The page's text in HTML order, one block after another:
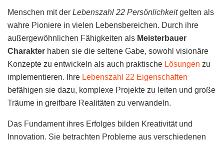
Menschen mit der Lebenszahl 22 Persönlichkeitgelten als
wahre Pioniere in vielen Lebensbereichen. Durch ihre
außergewöhnlichen Fähigkeiten als Meisterbauer
Charakter haben sie die seltene Gabe, sowohl visionäre
Konzepte zu entwickeln als auch praktische Lösungen zu
implementieren. Ihre Lebenszahl 22 Eigenschaften
befähigen sie dazu, komplexe Projekte zu leiten und große
Träume in greifbare Realitäten zu verwandeln.
Das Fundament ihres Erfolges bilden Kreativität und
Innovation. Sie betrachten Probleme aus verschiedenen